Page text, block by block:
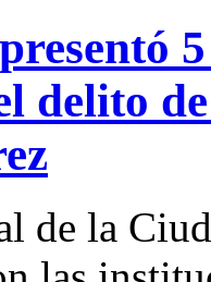
delito
de la